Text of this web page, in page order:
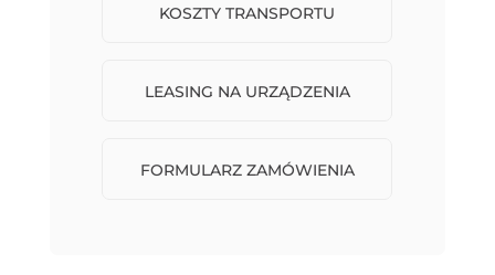
KOSZTY TRANSPORTU
LEASING NA URZĄDZENIA
FORMULARZ ZAMÓWIENIA